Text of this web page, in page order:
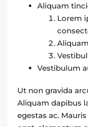
Aliquam
Lorem
Vestibulum
Ut non gravida
Aliquam dapibus
egestas ac.